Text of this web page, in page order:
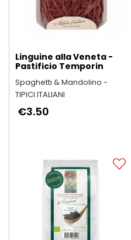
Linguine alla Veneta -
Pastificio Temporin
Spaghetti & Mandolino -
TIPICI ITALIANI
€3.50